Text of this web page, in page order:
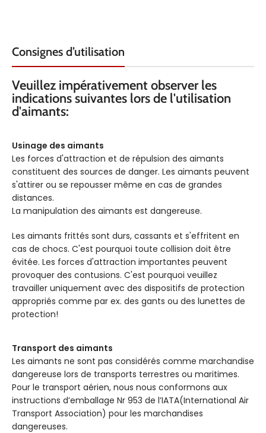
Consignes d’utilisation
Veuillez impérativement observer les
indications suivantes lors de l'utilisation
d'aimants:
Usinage des aimants
Les forces d'attraction et de répulsion des aimants
constituent des sources de danger. Les aimants peuvent
s'attirer ou se repousser même en cas de grandes
distances.
La manipulation des aimants est dangereuse.
Les aimants frittés sont durs, cassants et s'effritent en
cas de chocs. C'est pourquoi toute collision doit être
évitée. Les forces d'attraction importantes peuvent
provoquer des contusions. C'est pourquoi veuillez
travailler uniquement avec des dispositifs de protection
appropriés comme par ex. des gants ou des lunettes de
protection!
Transport des aimants
Les aimants ne sont pas considérés comme marchandise
dangereuse lors de transports terrestres ou maritimes.
Pour le transport aérien, nous nous conformons aux
instructions d’emballage Nr 953 de l’IATA(International Air
Transport Association) pour les marchandises
dangereuses.